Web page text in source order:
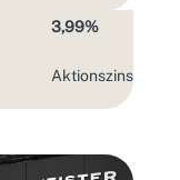
3,99%
Aktions­zins